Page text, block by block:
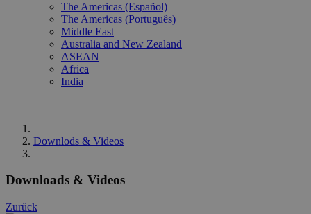
The Americas (Español)
The Americas (Português)
Middle East
Australia and New Zealand
ASEAN
Africa
India
Downlods & Videos
Downloads & Videos
Zurück